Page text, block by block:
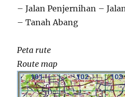
– Jalan Penjernihan –
– Tanah Abang
Peta rute
Route map